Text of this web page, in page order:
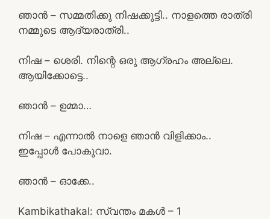
ഞാൻ – സമ്മതിക്കു നിഷക്കുട്ടി.. നാളത്തെ രാത്രി
നമ്മുടെ ആദ്യരാത്രി..
നിഷ – ശെരി. നിന്റെ ഒരു ആഗ്രഹം അല്ലെ.
ആയിക്കോട്ടെ..
ഞാൻ – ഉമ്മാ…
നിഷ – എന്നാൽ നാളെ ഞാൻ വിളിക്കാം..
ഇപ്പോൾ പോകുവാ.
ഞാൻ – ഓക്കേ..
Kambikathakal: സ്വന്തം മകൾ – 1